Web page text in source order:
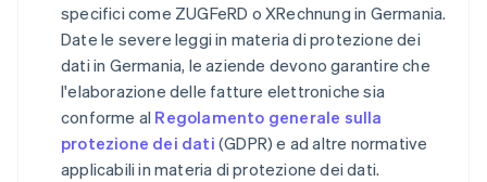
specifici come ZUGFeRD o XRechnung in Germania.
Date le severe leggi in materia di protezione dei
dati in Germania, le aziende devono garantire che
l'elaborazione delle fatture elettroniche sia
conforme al Regolamento generale sulla
protezione dei dati (GDPR) e ad altre normative
applicabili in materia di protezione dei dati.